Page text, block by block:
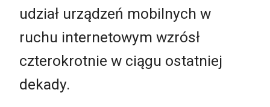
udział urządzeń mobilnych w
ruchu internetowym wzrósł
czterokrotnie w ciągu ostatniej
dekady.